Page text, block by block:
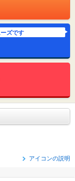
ズです
アイコンの説明